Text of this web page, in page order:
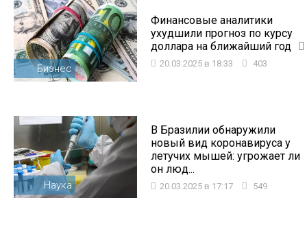
Бизнес
Финансовые аналитики
ухудшили прогноз по курсу
доллара на ближайший год
20.03.2025 в 18:33 403
Наука
В Бразилии обнаружили
новый вид коронавируса у
летучих мышей: угрожает ли
он люд...
20.03.2025 в 17:17 549